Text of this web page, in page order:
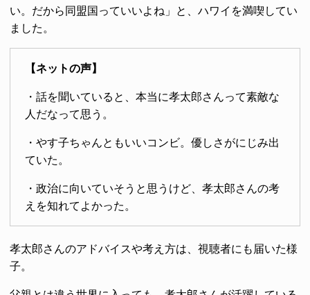
い。だから同盟国っていいよね」と、ハワイを満喫してい
ました。
【ネットの声】
・話を聞いていると、本当に孝太郎さんって素敵な
人だなって思う。
・やす子ちゃんともいいコンビ。優しさがにじみ出
ていた。
・政治に向いていそうと思うけど、孝太郎さんの考
えを知れてよかった。
孝太郎さんのアドバイスや考え方は、視聴者にも届いた様
子。